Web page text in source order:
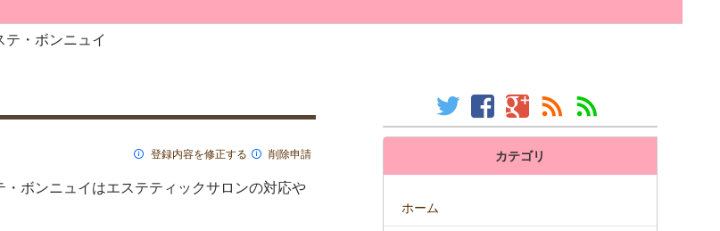
テ・ボンニュイ
登録内容を修正する 削除申請
ボンニュイはエステティックサロンの対応や
カテゴリ
ホーム